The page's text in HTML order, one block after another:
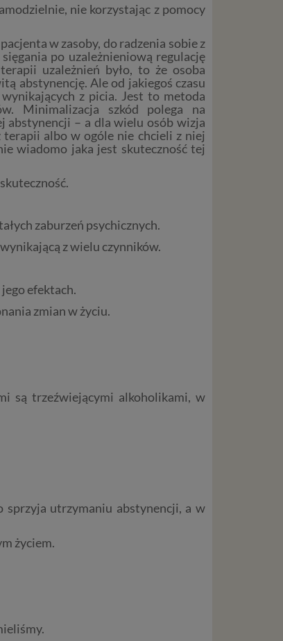
nie korzystając z pomocy
w zasoby, do radzenia sobie z
po uzależnieniową regulację
uzależnień było, to że osoba
abstynencję. Ale od jakiegoś czasu
z picia. Jest to metoda
Minimalizacja szkód polega na
abstynencji – a dla wielu osób wizja
terapii albo w ogóle nie chcieli z niej
wiadomo jaka jest skuteczność tej
zaburzeń psychicznych.
z wielu czynników.
efektach.
zmian w życiu.
są trzeźwiejącymi alkoholikami, w
sprzyja utrzymaniu abstynencji, a w
życiem.